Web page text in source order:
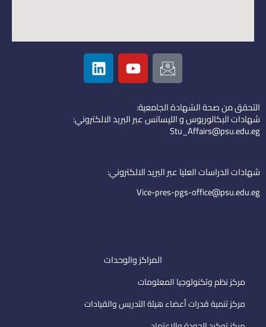
I
c
o
n
-
e
i
l
Y
o
u
u
b
L
i
n
e
d
التحقق من صحة الشهادة الجامعية:
شهادات البكالوريوس و الليسانس عبر البريد الالكتروني:
Stu_Affairs@psu.edu.eg
شهادات الدراسات العليا عبر البريد الالكتروني:
Vice-pres-pgs-office@psu.edu.eg
المراكز والوحدات
مركز نظم وتكنولوجيا المعلومات
مركز تنمية قدرات أعضاء هيئة التدريس والقيادات